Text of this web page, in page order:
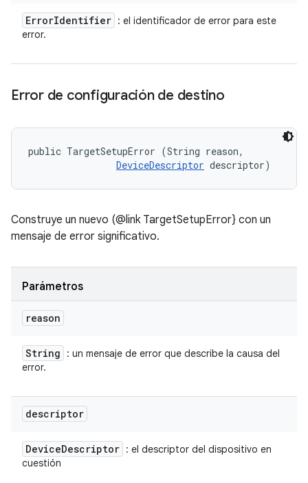
ErrorIdentifier : el identificador de error para este
error.
Error de configuración de destino
public TargetSetupError (String reason,
DeviceDescriptor descriptor)
Construye un nuevo (@link TargetSetupError} con un
mensaje de error significativo.
Parámetros
reason
String
: un mensaje de error que describe la causa del
error.
descriptor
DeviceDescriptor : el descriptor del dispositivo en
cuestión